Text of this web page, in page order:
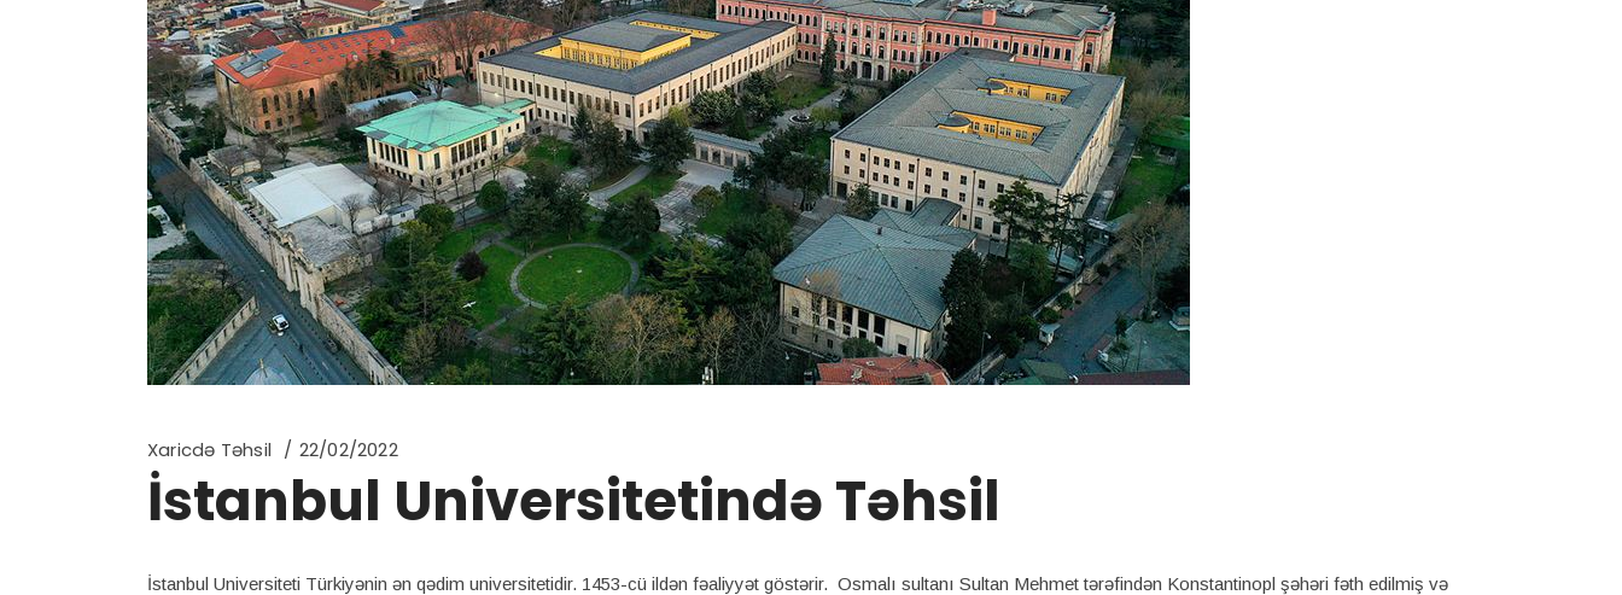
Xaricdə Təhsil 22/02/2022
İstanbul Universitetində Təhsil
İstanbul Universiteti Türkiyənin ən qədim universitetidir. 1453-cü ildən fəaliyyət göstərir. Osmalı sultanı Sultan Mehmet tərəfindən Konstantinopl şəhəri fəth edilmiş və